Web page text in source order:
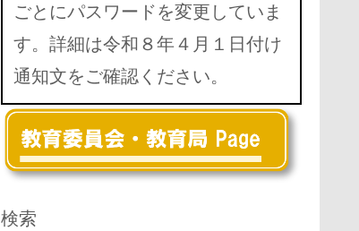
ごとにパスワードを変更していま
す。詳細は令和８年４月１日付け
通知文をご確認ください。
検索